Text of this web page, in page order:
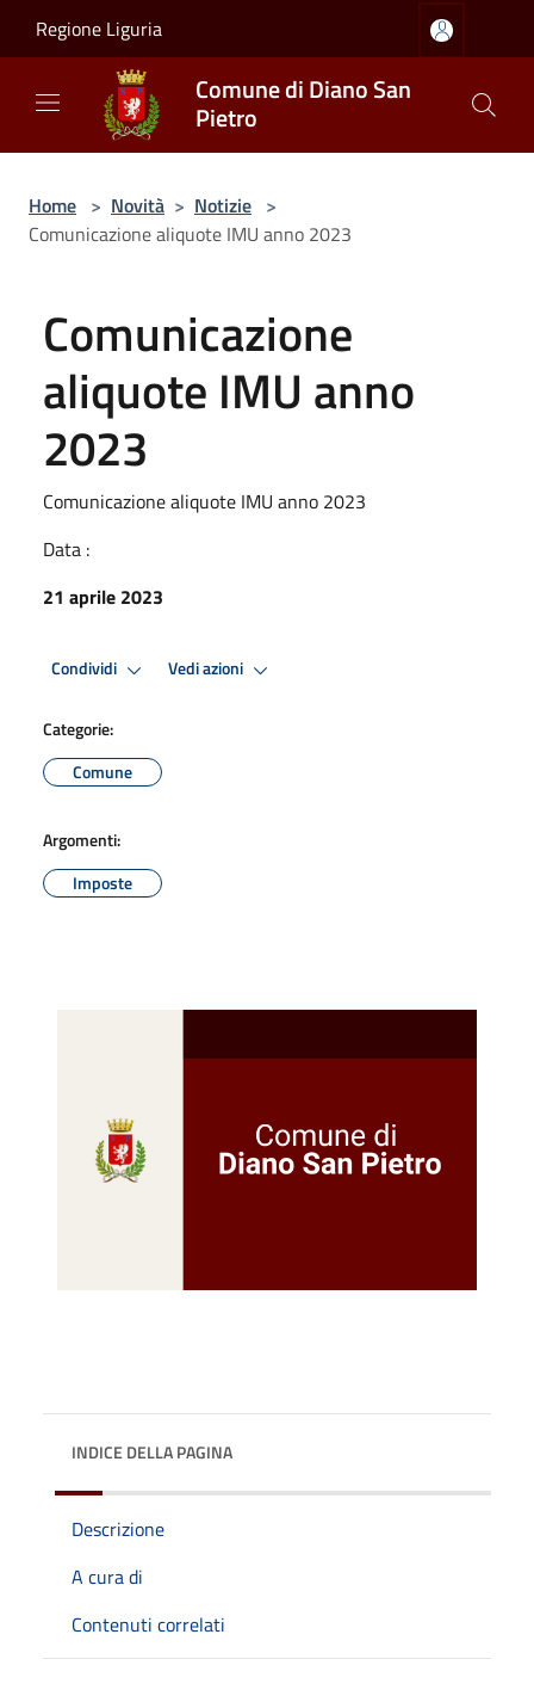
Regione Liguria
Comune di Diano San
Pietro
Home > Novità > Notizie >
Comunicazione aliquote IMU anno 2023
Comunicazione
aliquote IMU anno
2023
Comunicazione aliquote IMU anno 2023
Data :
21 aprile 2023
Condividi Vedi azioni
Categorie:
Comune
Argomenti:
Imposte
INDICE DELLA PAGINA
Descrizione
A cura di
Contenuti correlati